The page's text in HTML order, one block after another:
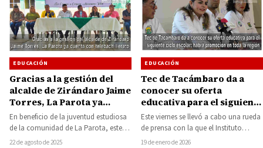
EDUCACIÓN
Gracias a la gestión del
alcalde de Zirándaro Jaime
Torres, La Parota ya
cuenta con
telebachillerato
En beneficio de la juventud estudiosa
de la comunidad de La Parota, este
viernes fueron inauguradas las
22 de agosto de 2025
EDUCACIÓN
Tec de Tacámbaro da a
conocer su oferta
educativa para el siguiente
ciclo escolar; habrá
promoción en toda la
región
Este viernes se llevó a cabo una rueda
de prensa con la que el Instituto
Tecnológico Superior de…
19 de enero de 2026